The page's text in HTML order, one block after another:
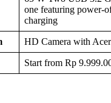
one featuring power-
charging
HD Camera with
Start from Rp